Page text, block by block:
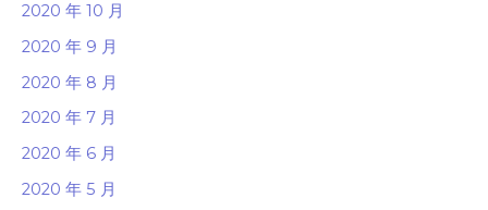
2020 年 10 月
2020 年 9 月
2020 年 8 月
2020 年 7 月
2020 年 6 月
2020 年 5 月